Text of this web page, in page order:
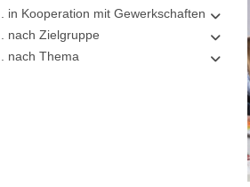
... in Kooperation mit Gewerkschaften
... nach Zielgruppe
... nach Thema